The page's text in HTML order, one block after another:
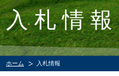
入札情報
ホーム 入札情報